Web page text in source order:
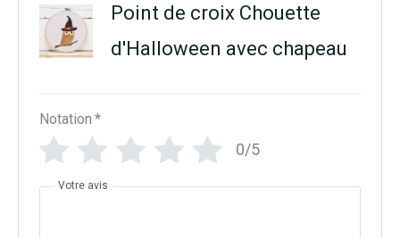
Point de croix Chouette
d'Halloween avec chapeau
Notation *
0/5
Votre avis